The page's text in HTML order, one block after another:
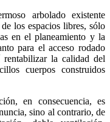
arbolado existente
los espacios libres, sólo
en el planeamiento y la
para el acceso rodado
rentabilizar la calidad del
cuerpos construidos
en consecuencia, es
sino al contrario, de